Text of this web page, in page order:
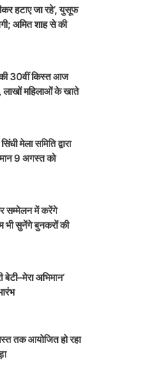
हटाए जा रहे’, युसूफ
अमित शाह से की
की 30वीं किस्त आज
लाखों महिलाओं के खाते
मेला समिति द्वारा
9 अगस्त को
सम्मेलन में करेंगे
भी सुनेंगे बुनकरों की
बेटी–मेरा अभिमान’
तक आयोजित हो रहा